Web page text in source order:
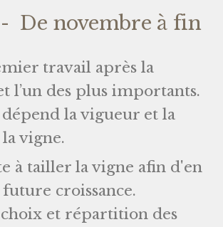
De novembre à fin
travail après la
l’un des plus importants.
la vigueur et la
vigne.
à tailler la vigne afin d'en
croissance.
et répartition des